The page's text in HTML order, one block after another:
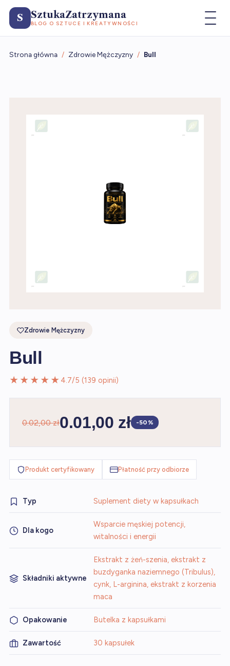
S SztukaZatrzymana
BLOG O SZTUCE I KREATYWNOŚCI
Strona główna / Zdrowie Mężczyzny / Bull
Zdrowie Mężczyzny
Bull
★★★★★ 4.7/5 (139 opinii)
0.02,00 zł0.01,00 zł -50%
Produkt certyfikowany Płatność przy odbiorze
Typ Suplement diety w kapsułkach
Dla kogo
Wsparcie męskiej potencji,
witalności i energii
Składniki aktywne
Ekstrakt z żeń-szenia, ekstrakt z
buzdyganka naziemnego (Tribulus),
cynk, L-arginina, ekstrakt z korzenia
maca
Opakowanie Butelka z kapsułkami
Zawartość 30 kapsułek